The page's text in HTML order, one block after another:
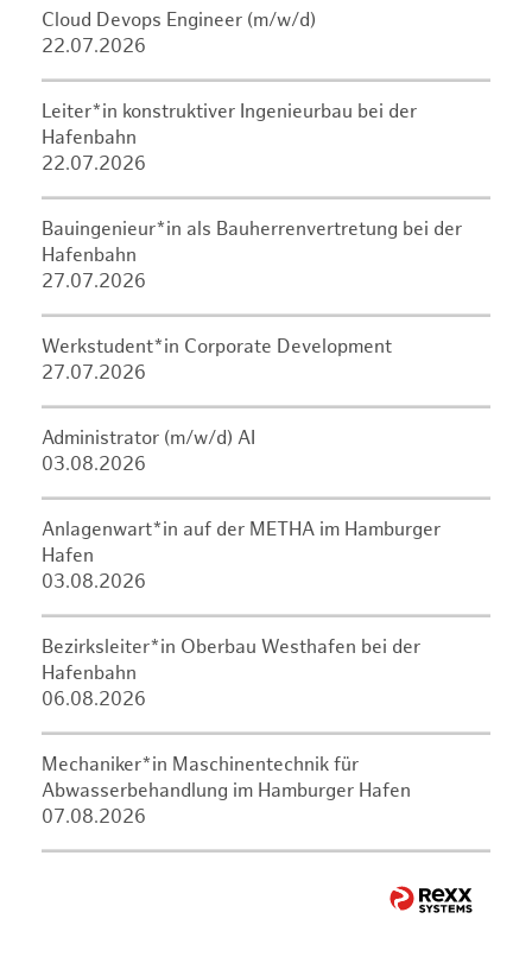
Cloud Devops Engineer (m/w/d)
22.07.2026
Leiter*in konstruktiver Ingenieurbau bei der
Hafenbahn
22.07.2026
Bauingenieur*in als Bauherrenvertretung bei der
Hafenbahn
27.07.2026
Werkstudent*in Corporate Development
27.07.2026
Administrator (m/w/d) AI
03.08.2026
Anlagenwart*in auf der METHA im Hamburger
Hafen
03.08.2026
Bezirksleiter*in Oberbau Westhafen bei der
Hafenbahn
06.08.2026
Mechaniker*in Maschinentechnik für
Abwasserbehandlung im Hamburger Hafen
07.08.2026